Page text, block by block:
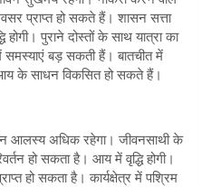
प्राप्त हो सकते हैं। शासन सत्ता
पुराने दोस्तों के साथ यात्रा का
समस्याएं बड़ सकती हैं। बातचीत में
के साधन विकसित हो सकते हैं।
आलस्य अधिक रहेगा। जीवनसाथी के
हो सकता है। आय में वृद्धि होगी।
हो सकता है। कार्यक्षेत्र में पश्रिम